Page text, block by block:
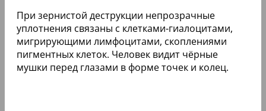
При зернистой деструкции непрозрачные
уплотнения связаны с клетками-гиалоцитами,
мигрирующими лимфоцитами, скоплениями
пигментных клеток. Человек видит чёрные
мушки перед глазами в форме точек и колец.